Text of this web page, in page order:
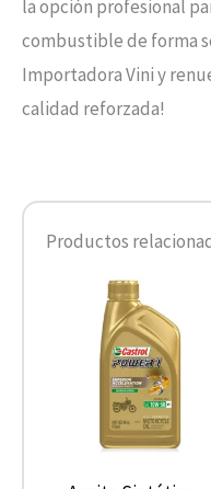
la opción profesional
combustible de forma
Importadora Vini y
calidad reforzada!
Productos